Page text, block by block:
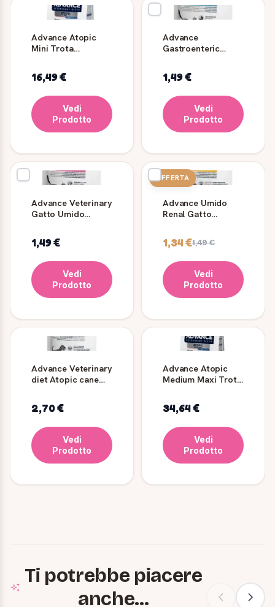
Advance Atopic
Mini Trota
16,49 €
Vedi
Prodotto
Advance
Gastroenteric
Veterinary Diets 85
g
1,49 €
Vedi
Prodotto
Advance Veterinary
Gatto Umido
1,49 €
Vedi
Prodotto
OFFERTA
Advance Umido
Renal Gatto
1,34 €1,49 €
Vedi
Prodotto
Advance Veterinary
diet Atopic cane
2,70 €
Vedi
Prodotto
Advance Atopic
Medium Maxi Trota
34,64 €
Vedi
Prodotto
Ti potrebbe piacere
anche...